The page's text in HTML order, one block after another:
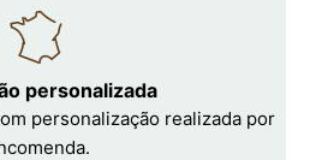
personalizada
personalização realizada por